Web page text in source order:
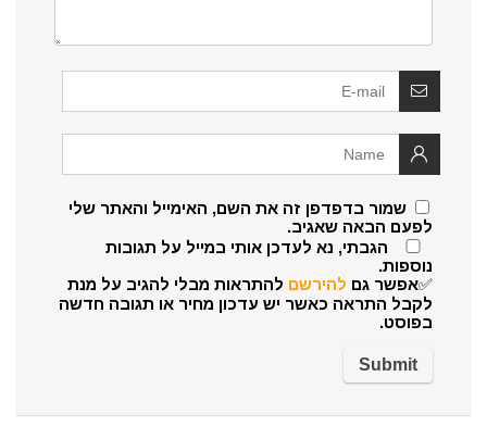
שמור בדפדפן זה את השם, האימייל והאתר שלי
לפעם הבאה שאגיב.
הגבתי, נא לעדכן אותי במייל על תגובות
נוספות.
✅אפשר גם להירשם להתראות מבלי להגיב על מנת
לקבל התראה כאשר יש עדכון מחיר או תגובה חדשה
בפוסט.